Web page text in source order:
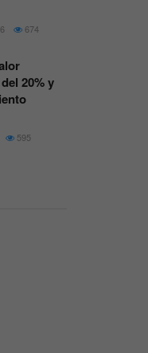
674
20% y
595